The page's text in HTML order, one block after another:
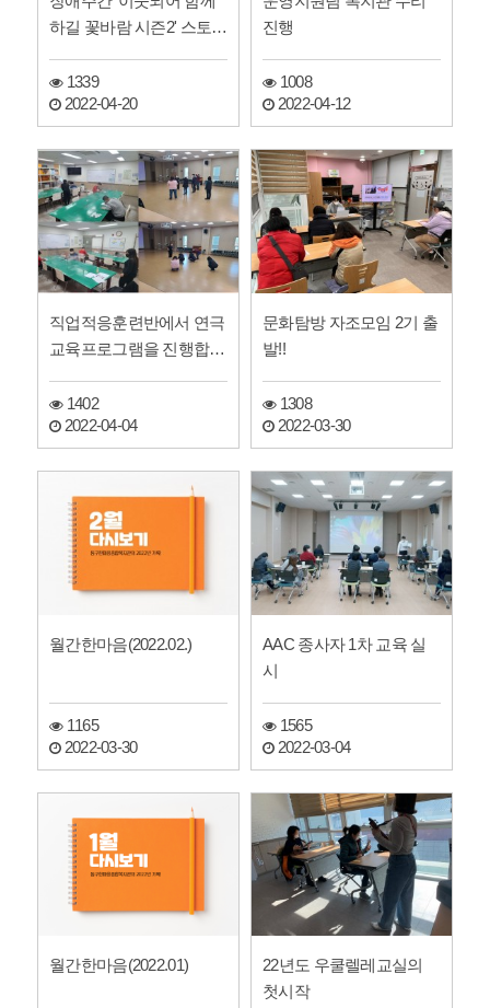
하길 꽃바람 시즌2' 스토리
1339
2022-04-20
진행
1008
2022-04-12
직업적응훈련반에서 연극
교육프로그램을 진행합니
1402
2022-04-04
문화탐방 자조모임 2기 출
발!!
1308
2022-03-30
월간한마음(2022.02.)
1165
2022-03-30
AAC 종사자 1차 교육 실
시
1565
2022-03-04
월간한마음(2022.01)
22년도 우쿨렐레교실의
첫시작